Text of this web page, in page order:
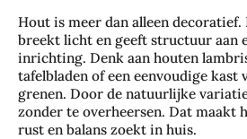
Hout is meer dan alleen
breekt licht en geeft structuur aan
inrichting. Denk aan houten
tafelbladen of een eenvoudige kast
grenen. Door de natuurlijke
zonder te overheersen. Dat maakt
rust en balans zoekt in huis.